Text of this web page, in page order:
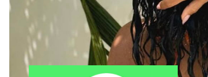
Comment espionner WhatsApp sur
iPhone ?